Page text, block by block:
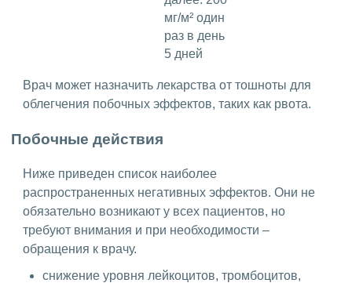
мг/м² один
раз в день
5 дней
Врач может назначить лекарства от тошноты для
облегчения побочных эффектов, таких как рвота.
Побочные действия
Ниже приведен список наиболее
распространенных негативных эффектов. Они не
обязательно возникают у всех пациентов, но
требуют внимания и при необходимости –
обращения к врачу.
снижение уровня лейкоцитов, тромбоцитов,